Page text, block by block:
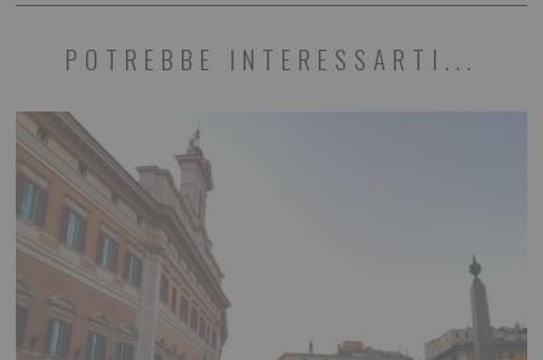
POTREBBE INTERESSARTI...